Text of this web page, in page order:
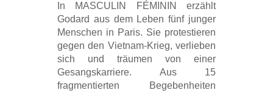
In MASCULIN FÉMININ erzählt
Godard aus dem Leben fünf junger
Menschen in Paris. Sie protestieren
gegen den Vietnam-Krieg, verlieben
sich und träumen von einer
Gesangskarriere. Aus 15
fragmentierten Begebenheiten